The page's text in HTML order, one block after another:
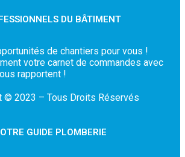
DU BÂTIMENT
de chantiers pour vous !
votre carnet de commandes avec
rapportent !
© 2023 – Tous Droits Réservés
GUIDE PLOMBERIE